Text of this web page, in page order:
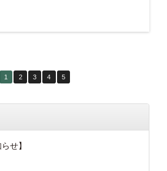
1 2 3 4 5
せ】